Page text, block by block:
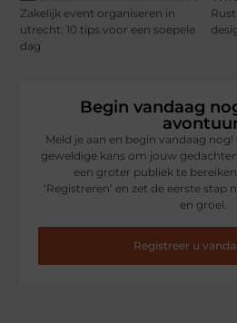
Zakelijk event organiseren in
utrecht: 10 tips voor een soepele
dag
Begin vandaag
Meld je aan en begin vandaag
geweldige kans om jouw
een groter publiek te
‘Registreren’ en zet de eerste stap
en groei.
Registreer u